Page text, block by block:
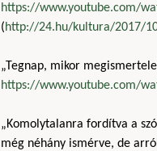
https://www.youtube.com/
(http://24.hu/kultura/2017/
„Tegnap, mikor
https://www.youtube.com/
„Komolytalanra fordítva a
még néhány ismérve, de